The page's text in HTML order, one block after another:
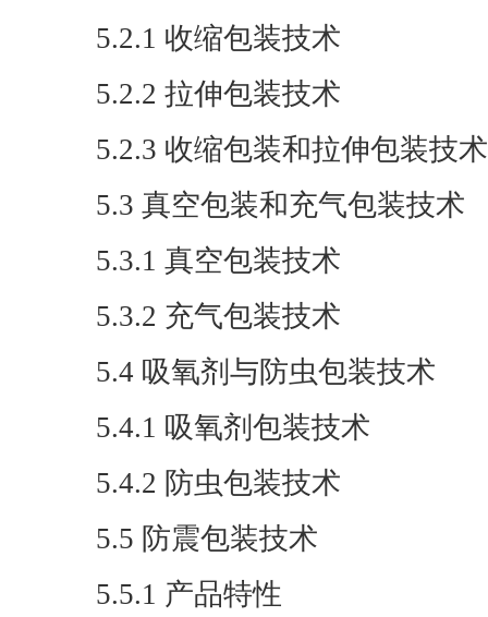
5.2.1 收缩包装技术
5.2.2 拉伸包装技术
5.2.3 收缩包装和拉伸包装技
5.3 真空包装和充气包装技术
5.3.1 真空包装技术
5.3.2 充气包装技术
5.4 吸氧剂与防虫包装技术
5.4.1 吸氧剂包装技术
5.4.2 防虫包装技术
5.5 防震包装技术
5.5.1 产品特性